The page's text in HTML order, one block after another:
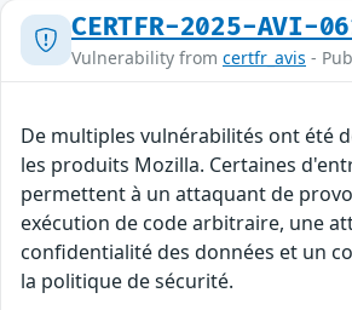
CERTFR-2025-AVI-
Vulnerability from certfr_avis -
De multiples vulnérabilités ont été
les produits Mozilla. Certaines
permettent à un attaquant de
exécution de code arbitraire, une
confidentialité des données et un
la politique de sécurité.